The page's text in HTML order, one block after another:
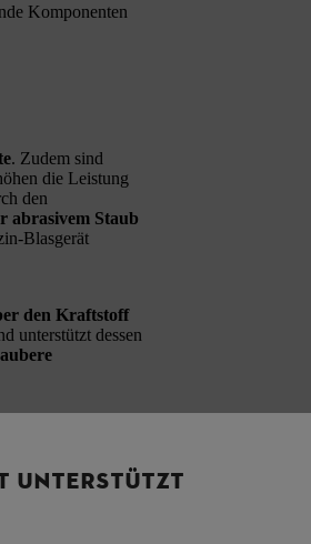
Komponenten
. Zudem sind
die Leistung
den
abrasivem Staub
Blasgerät
den Kraftstoff
unterstützt dessen
integriert.
UNTERSTÜTZT